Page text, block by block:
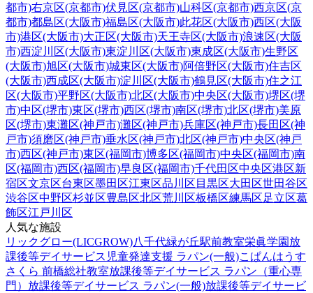
都市)右京区(京都市)伏見区(京都市)山科区(京都市)西京区(京
都市)都島区(大阪市)福島区(大阪市)此花区(大阪市)西区(大阪
市)港区(大阪市)大正区(大阪市)天王寺区(大阪市)浪速区(大阪
市)西淀川区(大阪市)東淀川区(大阪市)東成区(大阪市)生野区
(大阪市)旭区(大阪市)城東区(大阪市)阿倍野区(大阪市)住吉区
(大阪市)西成区(大阪市)淀川区(大阪市)鶴見区(大阪市)住之江
区(大阪市)平野区(大阪市)北区(大阪市)中央区(大阪市)堺区(堺
市)中区(堺市)東区(堺市)西区(堺市)南区(堺市)北区(堺市)美原
区(堺市)東灘区(神戸市)灘区(神戸市)兵庫区(神戸市)長田区(神
戸市)須磨区(神戸市)垂水区(神戸市)北区(神戸市)中央区(神戸
市)西区(神戸市)東区(福岡市)博多区(福岡市)中央区(福岡市)南
区(福岡市)西区(福岡市)早良区(福岡市)千代田区中央区港区新
宿区文京区台東区墨田区江東区品川区 目黒区大田区世田谷区
渋谷区中野区杉並区豊島区北区荒川区板橋区練馬区足立区葛
飾区江戸川区
人気な施設
リックグロー(LICGROW)八千代緑が丘駅前教室栄眞学園放
課後等デイサービス 児童発達支援 ラパン(一般)こぱんはうす
さくら 前橋総社教室放課後等デイサービス ラパン（重心専
門） 放課後等デイサービス ラパン(一般)放課後等デイサービ